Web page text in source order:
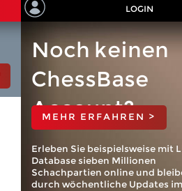
LOGIN
Noch keinen
ChessBase
Account?
MEHR ERFAHREN >
Erleben Sie beispielsweise mit
Database sieben Millionen
Schachpartien online und
durch wöchentliche Updates